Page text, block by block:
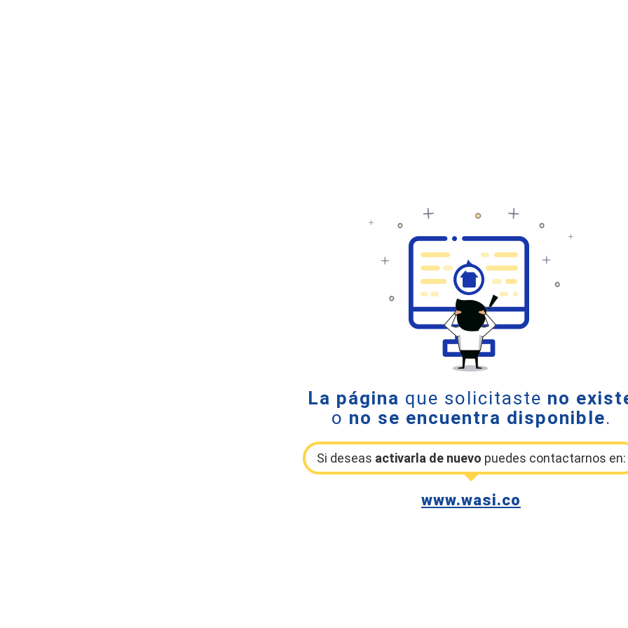
La página que solicitaste no
o no se encuentra disponible.
Si deseas activarla de nuevo puedes contactarnos en:
www.wasi.co